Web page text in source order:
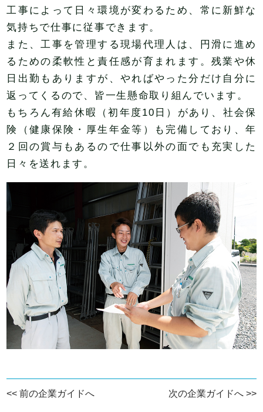
工事によって日々環境が変わるため、常に新鮮な
気持ちで仕事に従事できます。
また、工事を管理する現場代理人は、円滑に進め
るための柔軟性と責任感が育まれます。残業や休
日出勤もありますが、やればやった分だけ自分に
返ってくるので、皆一生懸命取り組んでいます。
もちろん有給休暇（初年度10日）があり、社会保
険（健康保険・厚生年金等）も完備しており、年
２回の賞与もあるので仕事以外の面でも充実した
日々を送れます。
<< 前の企業ガイドへ 次の企業ガイドへ >>